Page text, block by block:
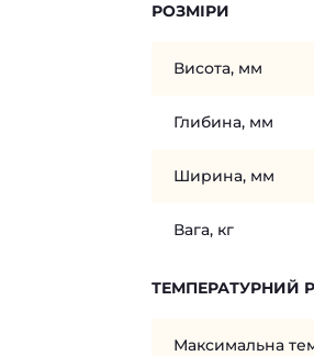
РОЗМІРИ
Висота, мм
Глибина, мм
Ширина, мм
Вага, кг
ТЕМПЕРАТУРНИЙ
Максимальна